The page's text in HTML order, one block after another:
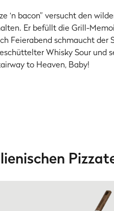
‘n bacon” versucht den
Er befüllt die Grill-
Feierabend schmaucht der
Whisky Sour und
to Heaven, Baby!